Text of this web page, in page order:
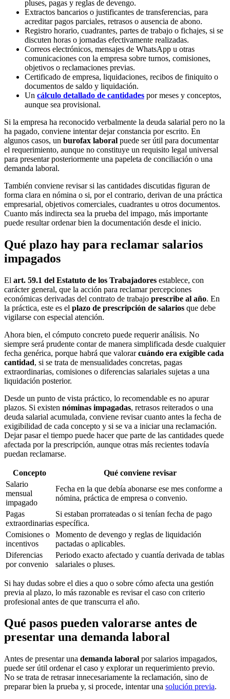
pluses, pagas y reglas de devengo.
Extractos bancarios o justificantes de transferencias, para
acreditar pagos parciales, retrasos o ausencia de abono.
Registro horario, cuadrantes, partes de trabajo o fichajes, si se
discuten horas o jornadas efectivamente realizadas.
Correos electrónicos, mensajes de WhatsApp u otras
comunicaciones con la empresa sobre turnos, comisiones,
objetivos o reclamaciones previas.
Certificado de empresa, liquidaciones, recibos de finiquito o
documentos de saldo y liquidación.
Un cálculo detallado de cantidades por meses y conceptos,
aunque sea provisional.
Si la empresa ha reconocido verbalmente la deuda salarial pero no la
ha pagado, conviene intentar dejar constancia por escrito. En
algunos casos, un burofax laboral puede ser útil para documentar
el requerimiento, aunque no constituye un requisito legal universal
para presentar posteriormente una papeleta de conciliación o una
demanda laboral.
También conviene revisar si las cantidades discutidas figuran de
forma clara en nómina o si, por el contrario, derivan de una práctica
empresarial, objetivos comerciales, cuadrantes u otros documentos.
Cuanto más indirecta sea la prueba del impago, más importante
puede resultar ordenar bien la documentación desde el inicio.
Qué plazo hay para reclamar salarios
impagados
El art. 59.1 del Estatuto de los Trabajadores establece, con
carácter general, que la acción para reclamar percepciones
económicas derivadas del contrato de trabajo prescribe al año. En
la práctica, este es el plazo de prescripción de salarios que debe
vigilarse con especial atención.
Ahora bien, el cómputo concreto puede requerir análisis. No
siempre será prudente contar de manera simplificada desde cualquier
fecha genérica, porque habrá que valorarcuándo era exigible cada
cantidad, si se trata de mensualidades concretas, pagas
extraordinarias, comisiones o diferencias salariales sujetas a una
liquidación posterior.
Desde un punto de vista práctico, lo recomendable es no apurar
plazos. Si existen nóminas impagadas, retrasos reiterados o una
deuda salarial acumulada, conviene revisar cuanto antes la fecha de
exigibilidad de cada concepto y si se va a iniciar una reclamación.
Dejar pasar el tiempo puede hacer que parte de las cantidades quede
afectada por la prescripción, aunque otras más recientes todavía
puedan reclamarse.
Concepto
Qué conviene revisar
Salario
mensual
impagado
Fecha en la que debía abonarse ese mes conforme a
nómina, práctica de empresa o convenio.
Pagas
extraordinarias
Si estaban prorrateadas o si tenían fecha de pago
específica.
Comisiones o
incentivos
Momento de devengo y reglas de liquidación
pactadas o aplicables.
Diferencias
por convenio
Periodo exacto afectado y cuantía derivada de tablas
salariales o pluses.
Si hay dudas sobre el dies a quo o sobre cómo afecta una gestión
previa al plazo, lo más razonable es revisar el caso con criterio
profesional antes de que transcurra el año.
Qué pasos pueden valorarse antes de
presentar una demanda laboral
Antes de presentar una demanda laboral por salarios impagados,
puede ser útil ordenar el caso y explorar un requerimiento previo.
No se trata de retrasar innecesariamente la reclamación, sino de
preparar bien la prueba y, si procede, intentar una solución previa.